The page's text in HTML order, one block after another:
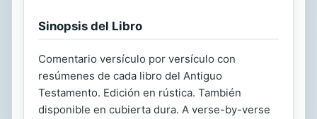
Sinopsis del Libro
Comentario versículo por versículo con
resúmenes de cada libro del Antiguo
Testamento. Edición en rústica. También
disponible en cubierta dura. A verse-by-verse